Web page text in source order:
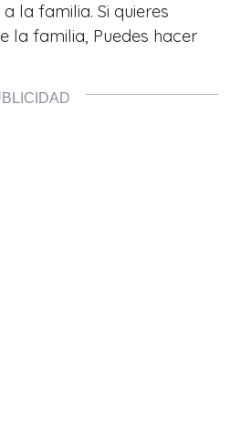
la familia. Si quieres
la familia, Puedes hacer